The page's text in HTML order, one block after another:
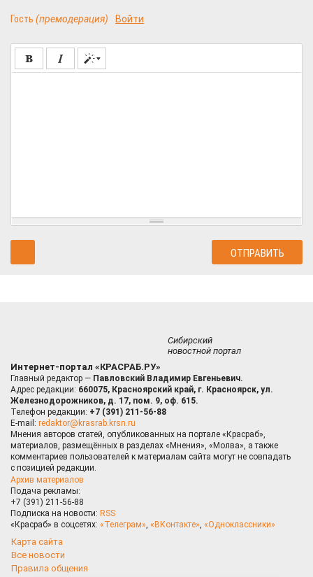
Гость (премодерация) Войти
Сибирский
новостной портал
Интернет-портал «КРАСРАБ.РУ»
Главный редактор — Павловский Владимир Евгеньевич.
Адрес редакции: 660075, Красноярский край, г. Красноярск, ул.
Железнодорожников, д. 17, пом. 9, оф. 615.
Телефон редакции: +7 (391) 211-56-88
E-mail: redaktor@krasrab.krsn.ru
Мнения авторов статей, опубликованных на портале «Красраб»,
материалов, размещённых в разделах «Мнения», «Молва», а также
комментариев пользователей к материалам сайта могут не совпадать
с позицией редакции.
Архив материалов
Подача рекламы:
+7 (391) 211-56-88
Подписка на новости: RSS
«Красраб» в соцсетях: «Телеграм», «ВКонтакте», «Одноклассники»
Карта сайта
Все новости
Правила общения